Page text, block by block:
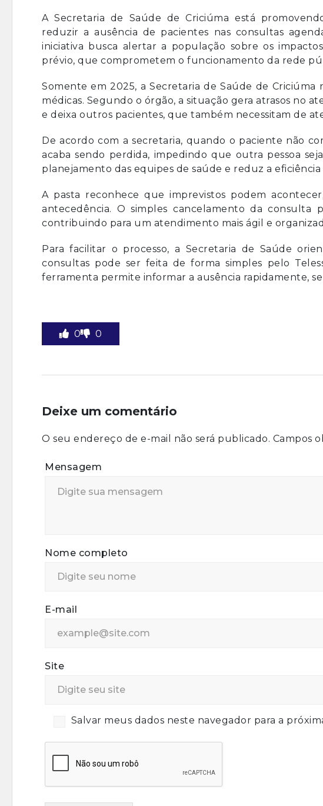
A Secretaria de Saúde de Criciúma está
reduzir a ausência de pacientes nas consultas
iniciativa busca alertar a população sobre os
prévio, que comprometem o funcionamento da rede
Somente em 2025, a Secretaria de Saúde de
médicas. Segundo o órgão, a situação gera atrasos no
e deixa outros pacientes, que também necessitam de
De acordo com a secretaria, quando o paciente não
acaba sendo perdida, impedindo que outra pessoa
planejamento das equipes de saúde e reduz a
A pasta reconhece que imprevistos podem
antecedência. O simples cancelamento da
contribuindo para um atendimento mais ágil e
Para facilitar o processo, a Secretaria de Saúde
consultas pode ser feita de forma simples pelo
ferramenta permite informar a ausência rapidamente,
0 0
Deixe um comentário
O seu endereço de e-mail não será publicado. Campos
Mensagem
Nome completo
E-mail
Site
Salvar meus dados neste navegador para a